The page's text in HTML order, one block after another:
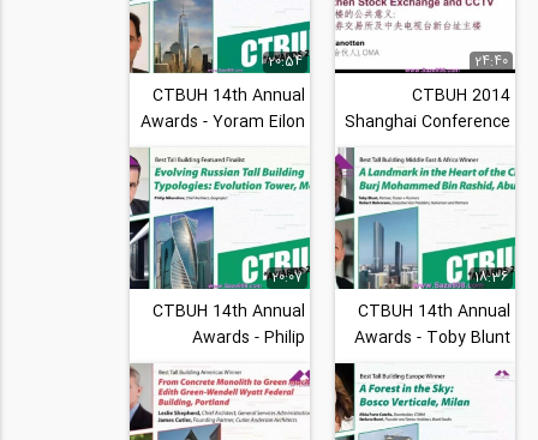
24:40
CTBUH 2014
Shanghai Conference
The Public Meaning
20:54
CTBUH 14th Annual
Awards - Yoram Eilon
& Kenneth Lewis, One
World Trade...
18:36
CTBUH 14th Annual
Awards - Toby Blunt
& Robert Halvorson,
Burj Mohammed
20:07
CTBUH 14th Annual
Awards - Philip
Nikandrov, Evolution
Tower, Evolving
Russian...